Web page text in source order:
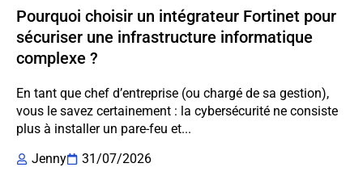
Pourquoi choisir un intégrateur Fortinet pour
sécuriser une infrastructure informatique
complexe ?
En tant que chef d’entreprise (ou chargé de sa gestion),
vous le savez certainement : la cybersécurité ne consiste
plus à installer un pare-feu et...
Jenny
31/07/2026